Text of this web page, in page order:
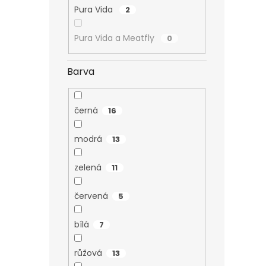
Pura Vida 2
Pura Vida a Meatfly 0
Barva
černá 16
modrá 13
zelená 11
červená 5
bílá 7
růžová 13